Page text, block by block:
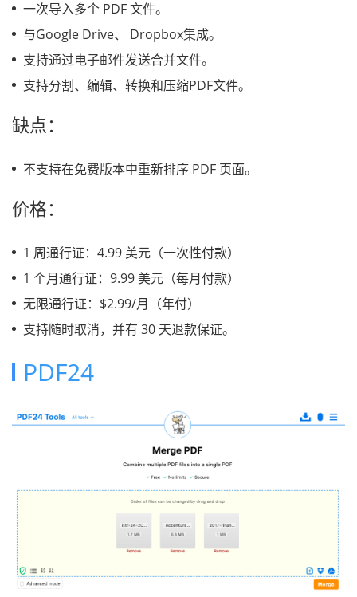
一次导入多个 PDF 文件。
与Google Drive、 Dropbox集成。
支持通过电子邮件发送合并文件。
支持分割、编辑、转换和压缩PDF文件。
缺点：
不支持在免费版本中重新排序 PDF 页面。
价格：
1 周通行证：4.99 美元（一次性付款）
1 个月通行证：9.99 美元（每月付款）
无限通行证：$2.99/月（年付）
支持随时取消，并有 30 天退款保证。
PDF24